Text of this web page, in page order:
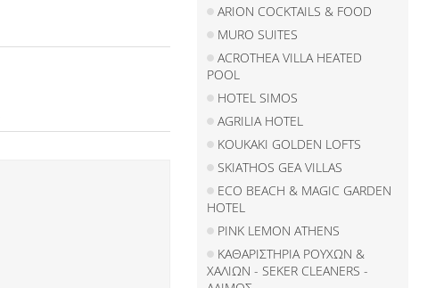
ARION COCKTAILS & FOOD
MURO SUITES
ACROTHEA VILLA HEATED
POOL
HOTEL SIMOS
AGRILIA HOTEL
KOUKAKI GOLDEN LOFTS
SKIATHOS GEA VILLAS
ECO BEACH & MAGIC GARDEN
HOTEL
PINK LEMON ATHENS
ΚΑΘΑΡΙΣΤΗΡΙΑ ΡΟΥΧΩΝ &
ΧΑΛΙΩΝ - SEKER CLEANERS -